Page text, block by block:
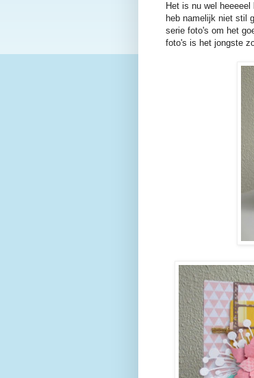
Het is nu wel
heb namelijk niet stil
serie foto's om het
foto's is het jongste